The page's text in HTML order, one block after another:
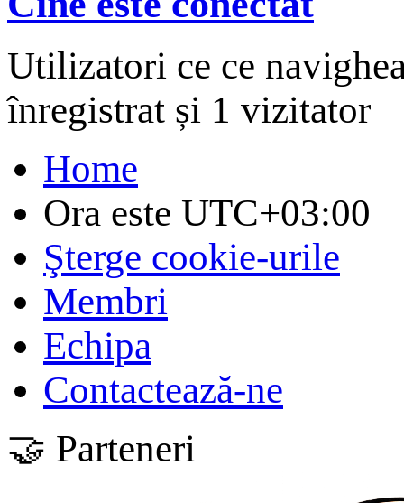
Utilizatori ce ce
înregistrat și 1 vizitator
Home
Ora este UTC+03:00
Şterge cookie-urile
Membri
Echipa
Contactează-ne
🤝 Parteneri